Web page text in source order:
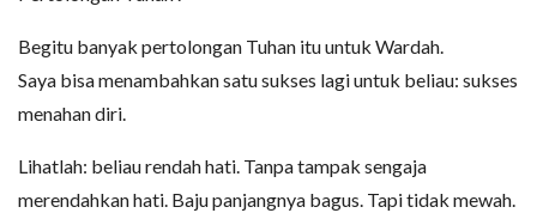
Begitu banyak pertolongan Tuhan itu untuk Wardah.
Saya bisa menambahkan satu sukses lagi untuk beliau: sukses
menahan diri.
Lihatlah: beliau rendah hati. Tanpa tampak sengaja
merendahkan hati. Baju panjangnya bagus. Tapi tidak mewah.